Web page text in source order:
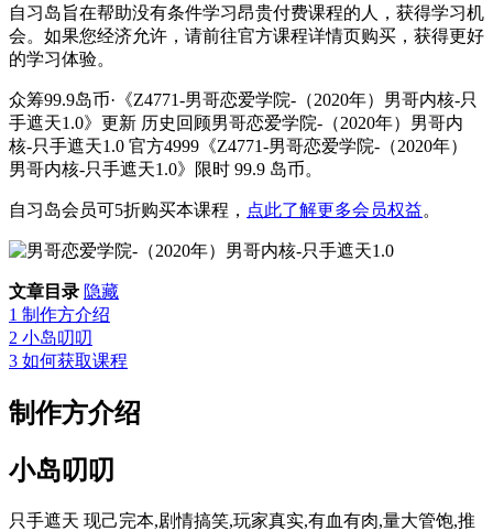
自习岛旨在帮助没有条件学习昂贵付费课程的人，获得学习机
会。如果您经济允许，请前往官方课程详情页购买，获得更好
的学习体验。
众筹99.9岛币·《Z4771-男哥恋爱学院-（2020年）男哥内核-只
手遮天1.0》更新 历史回顾男哥恋爱学院-（2020年）男哥内
核-只手遮天1.0 官方4999《Z4771-男哥恋爱学院-（2020年）
男哥内核-只手遮天1.0》限时 99.9 岛币。
自习岛会员可5折购买本课程， 点此了解更多会员权益。
文章目录 隐藏
1 制作方介绍
2 小岛叨叨
3 如何获取课程
制作方介绍
小岛叨叨
只手遮天 现己完本,剧情搞笑,玩家真实,有血有肉,量大管饱,推